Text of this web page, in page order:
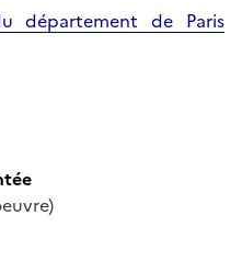
département de Paris